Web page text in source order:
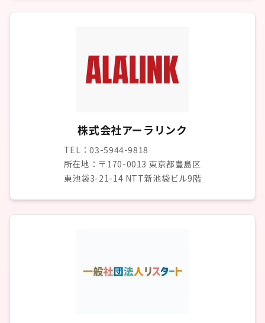
株式会社アーラリンク
TEL：03-5944-9818
所在地：〒170-0013 東京都豊島区
東池袋3-21-14 NTT新池袋ビル9階